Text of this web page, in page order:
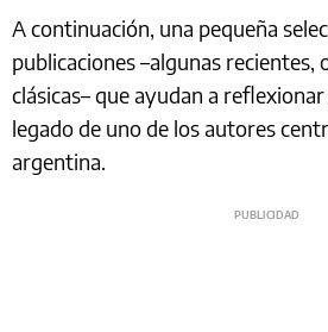
A continuación, una pequeña
publicaciones –algunas recientes,
clásicas– que ayudan a
legado de uno de los autores
argentina.